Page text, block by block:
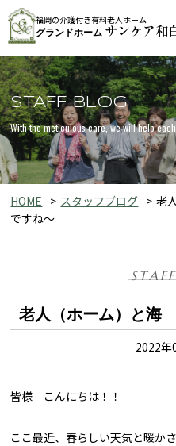
福岡の介護付き有料老人ホーム
グランドホーム サンケア和
STAFF BLOG
With the meticulous care, we will help
HOME スタッフブログ
老
ですね～
老人（ホーム）と
2022年
皆様 こんにちは！！
ここ最近、春らしい天気と暖か